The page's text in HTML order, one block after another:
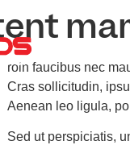
roin faucibus nec
Cras sollicitudin,
Aenean leo ligula,
Sed ut perspiciatis,